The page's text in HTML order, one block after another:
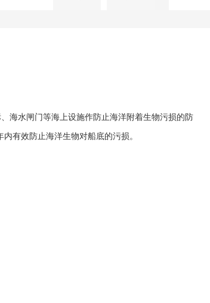
海水闸门等海上设施作防止海洋附着生物污损的防
有效防止海洋生物对船底的污损。